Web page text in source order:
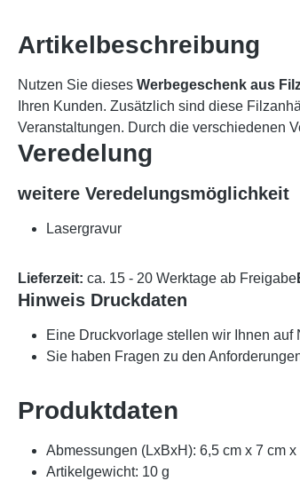
Artikelbeschreibung
Nutzen Sie dieses Werbegeschenk aus
Ihren Kunden. Zusätzlich sind diese
Veranstaltungen. Durch die verschiedenen
Veredelung
weitere Veredelungsmöglichkeit
Lasergravur
Lieferzeit: ca. 15 - 20 Werktage ab Freigabe
Hinweis Druckdaten
Eine Druckvorlage stellen wir Ihnen auf
Sie haben Fragen zu den
Produktdaten
Abmessungen (LxBxH): 6,5 cm x 7 cm x
Artikelgewicht: 10 g